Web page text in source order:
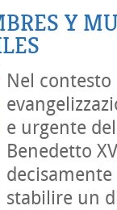
Y
Nel
e urgente
Benedetto
stabilire un